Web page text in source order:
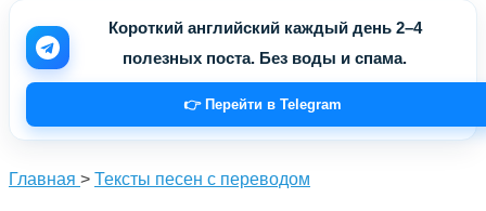
Короткий английский каждый день 2–4
полезных поста. Без воды и спама.
👉 Перейти в Telegram
Главная > Тексты песен с переводом